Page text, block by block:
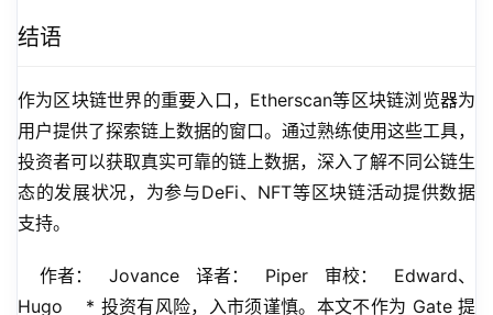
结语
作为区块链世界的重要入口，Etherscan等区块链浏览器为
用户提供了探索链上数据的窗口。通过熟练使用这些工具，
投资者可以获取真实可靠的链上数据，深入了解不同公链生
态的发展状况，为参与DeFi、NFT等区块链活动提供数据
支持。
Hugo    * 投资有风险，入市须谨慎。本文不作为 Gate 提